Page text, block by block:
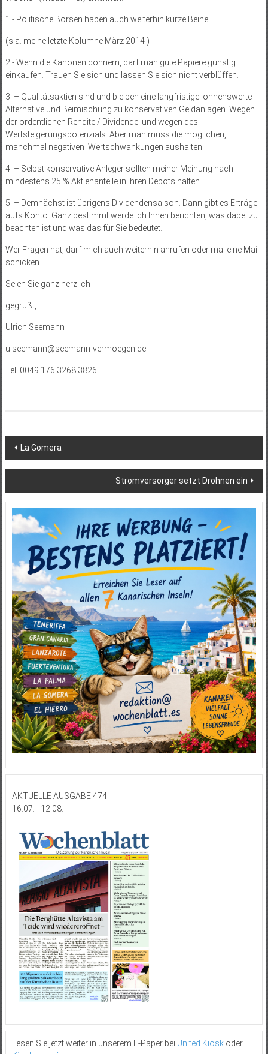
1.- Politische Börsen haben auch weiterhin kurze Beine
(s.a. meine letzte Kolumne März 2014 )
2.- Wenn die Kanonen donnern, darf man gute Papiere günstig
einkaufen. Trauen Sie sich und lassen Sie sich nicht verblüffen.
3. – Qualitätsaktien sind und bleiben eine langfristige lohnenswerte
Alternative und Beimischung zu konservativen Geldanlagen. Wegen
der ordentlichen Rendite / Dividende und wegen des
Wertsteigerungspotenzials. Aber man muss die möglichen,
manchmal negativen Wertschwankungen aushalten!
4. – Selbst konservative Anleger sollten meiner Meinung nach
mindestens 25 % Aktienanteile in ihren Depots halten.
5. – Demnächst ist übrigens Dividendensaison. Dann gibt es Erträge
aufs Konto. Ganz bestimmt werde ich Ihnen berichten, was dabei zu
beachten ist und was das für Sie bedeutet.
Wer Fragen hat, darf mich auch weiterhin anrufen oder mal eine Mail
schicken.
Seien Sie ganz herzlich
gegrüßt,
Ulrich Seemann
u.seemann@seemann-vermoegen.de
Tel. 0049 176 3268 3826
Beitragsnavigation
La Gomera
Stromversorger setzt Drohnen ein
AKTUELLE AUSGABE 474
16.07. - 12.08.
Lesen Sie jetzt weiter in unserem E-Paper bei United Kioskoder